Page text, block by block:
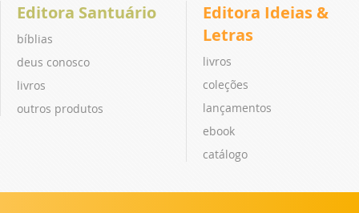
Editora Santuário
bíblias
deus conosco
livros
outros produtos
Editora Ideias &
Letras
livros
coleções
lançamentos
ebook
catálogo